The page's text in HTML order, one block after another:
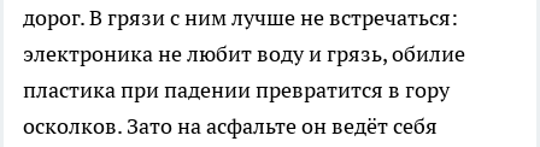
дорог. В грязи с ним лучше не встречаться:
электроника не любит воду и грязь, обилие
пластика при падении превратится в гору
осколков. Зато на асфальте он ведёт себя